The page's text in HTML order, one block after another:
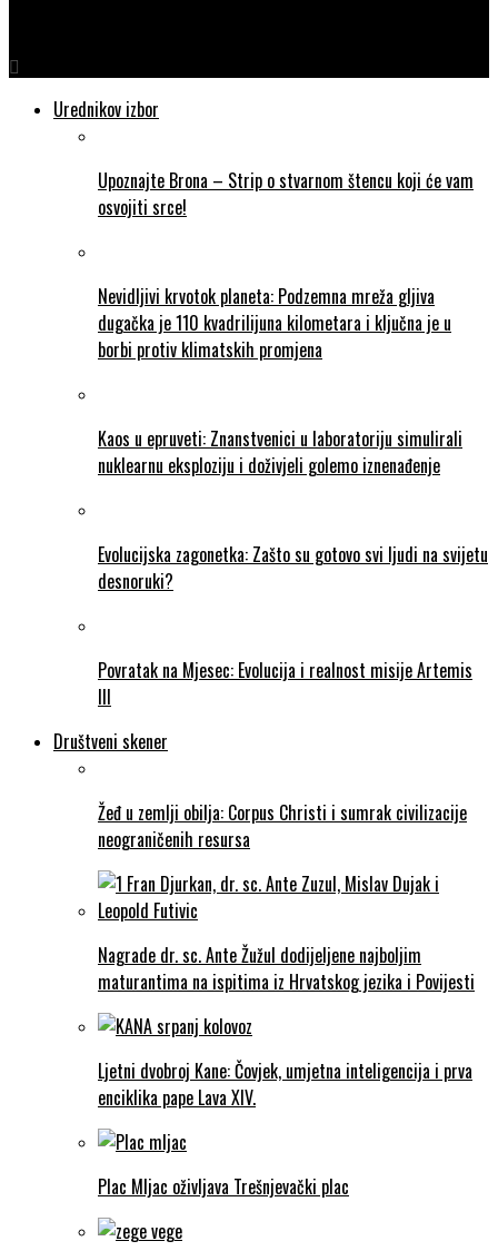
Urednikov izbor
Upoznajte Brona – Strip o stvarnom štencu koji će vam
osvojiti srce!
Nevidljivi krvotok planeta: Podzemna mreža gljiva
dugačka je 110 kvadrilijuna kilometara i ključna je u
borbi protiv klimatskih promjena
Kaos u epruveti: Znanstvenici u laboratoriju simulirali
nuklearnu eksploziju i doživjeli golemo iznenađenje
Evolucijska zagonetka: Zašto su gotovo svi ljudi na svijetu
desnoruki?
Povratak na Mjesec: Evolucija i realnost misije Artemis
III
Društveni skener
Žeđ u zemlji obilja: Corpus Christi i sumrak civilizacije
neograničenih resursa
Nagrade dr. sc. Ante Žužul dodijeljene najboljim
maturantima na ispitima iz Hrvatskog jezika i Povijesti
Ljetni dvobroj Kane: Čovjek, umjetna inteligencija i prva
enciklika pape Lava XIV.
Plac Mljac oživljava Trešnjevački plac